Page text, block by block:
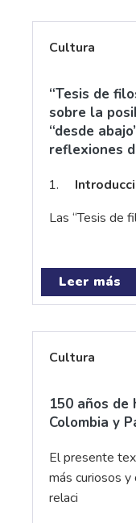
Cultura
“Tesis de
sobre la
“desde
reflexiones
Las “Tesis de
Leer más
Cultura
150 años
Colombia y
El presente
más curiosos
relaci